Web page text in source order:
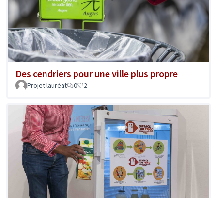
Des cendriers pour une ville plus propre
Projet lauréat 0 2